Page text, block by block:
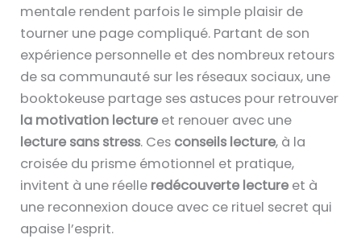
mentale rendent parfois le simple plaisir de
tourner une page compliqué. Partant de son
expérience personnelle et des nombreux retours
de sa communauté sur les réseaux sociaux, une
booktokeuse partage ses astuces pour retrouver
la motivation lecture et renouer avec une
lecture sans stress. Ces conseils lecture, à la
croisée du prisme émotionnel et pratique,
invitent à une réelle redécouverte lecture et à
une reconnexion douce avec ce rituel secret qui
apaise l’esprit.